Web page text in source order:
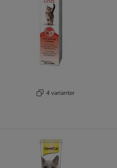
4 varianter